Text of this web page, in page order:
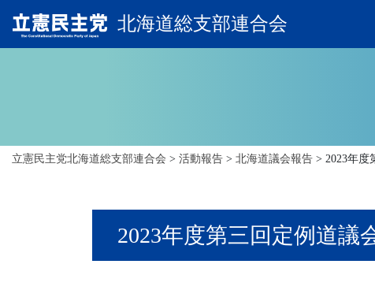
北海道総支部連合会
立憲民主党北海道総支部連合会 > 活動報告 > 北海道議会報告 > 2023年度
2023年度第三回定例道議